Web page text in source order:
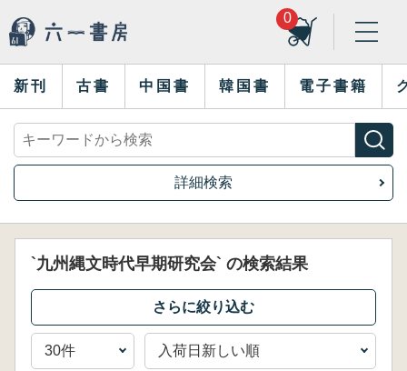
0
新刊 古書 中国書 韓国書 電子書籍
詳細検索
`九州縄文時代早期研究会` の検索結果